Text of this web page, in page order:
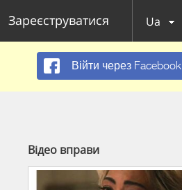
Зареєструватися Ua
Війти через Facebook
Відео вправи